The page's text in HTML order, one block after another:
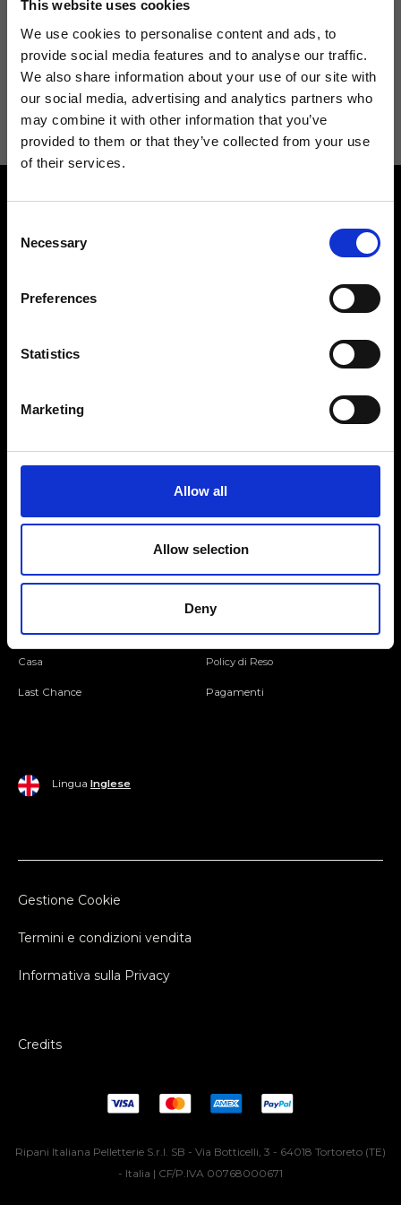
This website uses cookies
We use cookies to personalise content and ads, to
provide social media features and to analyse our traffic.
We also share information about your use of our site with
our social media, advertising and analytics partners who
may combine it with other information that you’ve
provided to them or that they’ve collected from your use
of their services.
Selection
Necessary
Preferences
Statistics
Marketing
Allow all
Allow selection
Deny
Acconsento a ricevere novità e promo da Ripani. Per maggiori
informazioni consulta laPrivacy Policy.
Cerca un negozio
Seguici
Uomo
Casa
Last Chance
Spedizione e Consegna
Policy di Reso
Pagamenti
Lingua Inglese
Gestione Cookie
Termini e condizioni vendita
Informativa sulla Privacy
Credits
Ripani Italiana Pelletterie S.r.l. SB - Via Botticelli, 3 - 64018 Tortoreto (TE)
- Italia | CF/P.IVA 00768000671